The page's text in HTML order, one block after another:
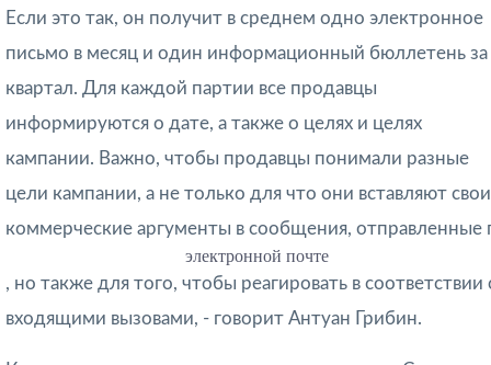
Если это так, он получит в среднем одно электронное
письмо в месяц и один информационный бюллетень за
квартал. Для каждой партии все продавцы
информируются о дате, а также о целях и целях
кампании. Важно, чтобы продавцы понимали разные
цели кампании, а не только для что они вставляют свои
коммерческие аргументы в сообщения, отправленные
электронной почте
, но также для того, чтобы реагировать в соответствии
входящими вызовами, - говорит Антуан Грибин.